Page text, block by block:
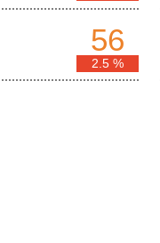
56
2.5 %